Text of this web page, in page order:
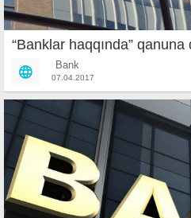
“Banklar haqqında”
Bank
07.04.2017